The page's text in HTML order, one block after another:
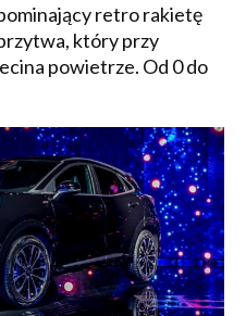
retro rakietę
który przy
powietrze. Od 0 do